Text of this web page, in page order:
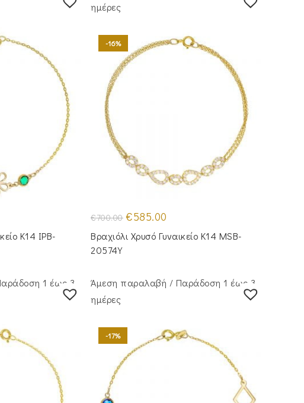
Κ14 IPB-
ημέρες
-16%
€700.00 Original
price
was:
€700.00.
€585.00
είναι:
Βραχιόλι Χρυσό Γυναικείο Κ14 MSB-
20574Y
1 έως 3
Άμεση παραλαβή / Παράδoση 1 έως 3
ημέρες
-17%